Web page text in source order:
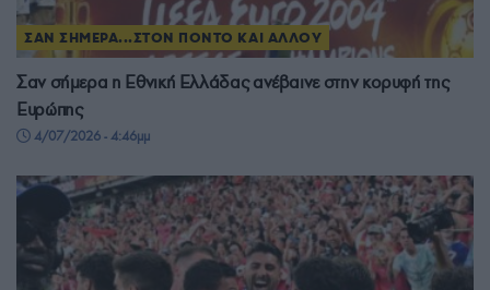
ΣΑΝ ΣΗΜΕΡΑ...ΣΤΟΝ ΠΟΝΤΟ ΚΑΙ ΑΛΛΟΥ
Σαν σήμερα η Εθνική Ελλάδας ανέβαινε στην κορυφή της
Ευρώπης
4/07/2026 - 4:46μμ